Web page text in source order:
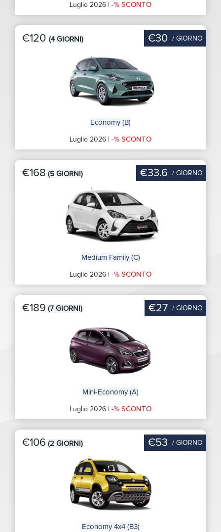
Luglio 2026 | -% SCONTO
€120 (4 GIORNI) €30 / GIORNO
Economy (B)
Luglio 2026 | -% SCONTO
€168 (5 GIORNI) €33.6 / GIORNO
Medium Family (C)
Luglio 2026 | -% SCONTO
€189 (7 GIORNI) €27 / GIORNO
Mini-Economy (A)
Luglio 2026 | -% SCONTO
€106 (2 GIORNI) €53 / GIORNO
Economy 4x4 (B3)